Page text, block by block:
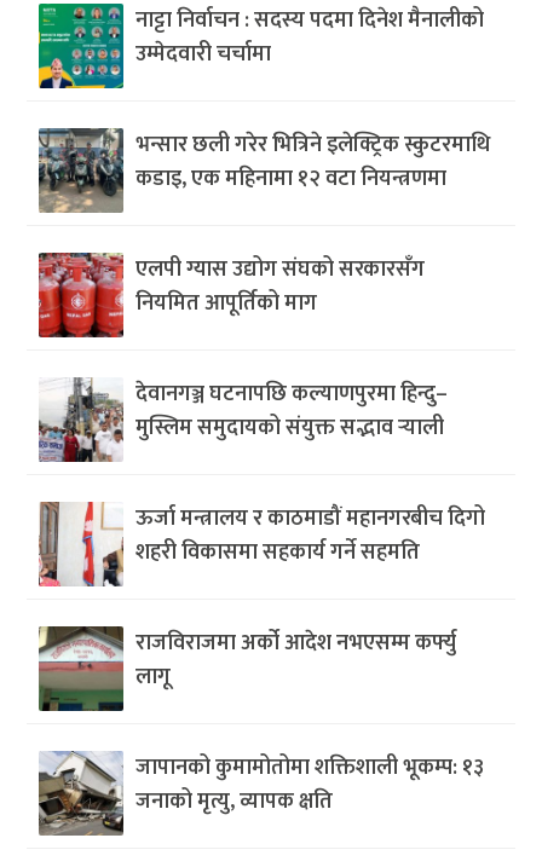
नाट्टा निर्वाचन : सदस्य पदमा दिनेश मैनालीको
उम्मेदवारी चर्चामा
भन्सार छली गरेर भित्रिने इलेक्ट्रिक स्कुटरमाथि
कडाइ, एक महिनामा १२ वटा नियन्त्रणमा
एलपी ग्यास उद्योग संघको सरकारसँग
नियमित आपूर्तिको माग
देवानगञ्ज घटनापछि कल्याणपुरमा हिन्दु–
मुस्लिम समुदायको संयुक्त सद्भाव र्‍याली
ऊर्जा मन्त्रालय र काठमाडौं महानगरबीच दिगो
शहरी विकासमा सहकार्य गर्ने सहमति
राजविराजमा अर्को आदेश नभएसम्म कर्फ्यु
लागू
जापानको कुमामोतोमा शक्तिशाली भूकम्प: १३
जनाको मृत्यु, व्यापक क्षति